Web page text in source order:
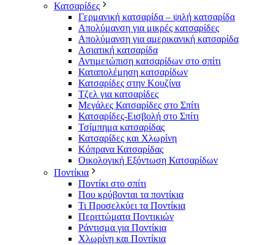
Κατσαρίδες
Γερμανική κατσαρίδα – ψιλή κατσαρίδα
Απολύμανση για μικρές κατσαρίδες
Απολύμανση για αμερικανική κατσαρίδα
Ασιατική κατσαρίδα
Αντιμετώπιση κατσαρίδων στο σπίτι
Καταπολέμηση κατσαρίδων
Κατσαρίδες στην Κουζίνα
Τζελ για κατσαρίδες
Μεγάλες Κατσαρίδες στο Σπίτι
Κατσαρίδες-Εισβολή στο Σπίτι
Τσίμπημα κατσαρίδας
Κατσαρίδες και Χλωρίνη
Κόπρανα Κατσαρίδας
Οικολογική Εξόντωση Κατσαρίδων
Ποντίκια
Ποντίκι στο σπίτι
Που κρύβονται τα ποντίκια
Τι Προσελκύει τα Ποντίκια
Περιττώματα Ποντικιών
Ράντισμα για Ποντίκια
Χλωρίνη και Ποντίκια